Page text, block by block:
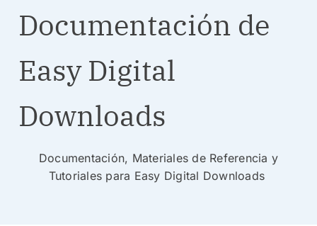
Documentación de
Easy Digital
Downloads
Documentación, Materiales de Referencia y
Tutoriales para Easy Digital Downloads